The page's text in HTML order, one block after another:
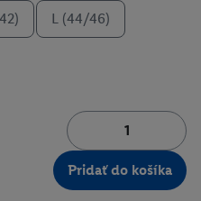
L (44/46)
Pridať do košíka